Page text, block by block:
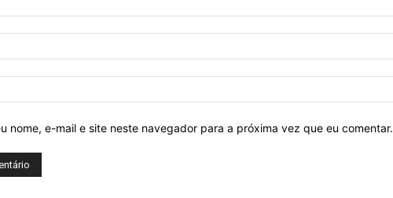
nome, e-mail e site neste navegador para a próxima vez que eu comentar.